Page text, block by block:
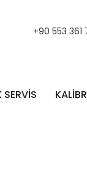
+90 553 361
SERVİS